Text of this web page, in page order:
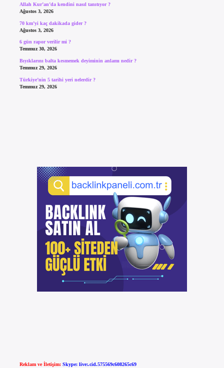
Allah Kur’an’da kendini nasıl tanıtıyor ?
Ağustos 3, 2026
70 km’yi kaç dakikada gider ?
Ağustos 3, 2026
6 gün rapor verilir mi ?
Temmuz 30, 2026
Bıyıklarını balta kesmemek deyiminin anlamı nedir ?
Temmuz 29, 2026
Türkiye’nin 5 tarihi yeri nelerdir ?
Temmuz 29, 2026
Reklam ve İletişim: Skype: live:.cid.575569c608265c69